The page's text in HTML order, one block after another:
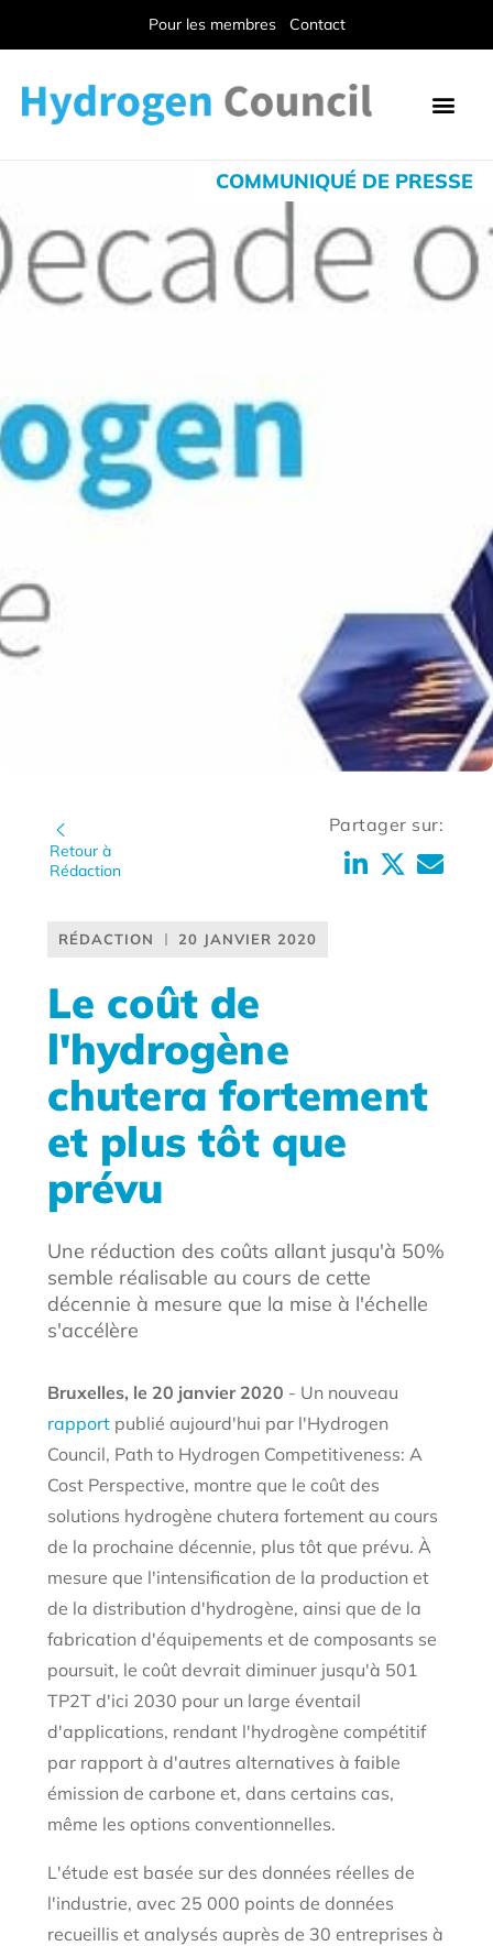
Pour les membres Contact
COMMUNIQUÉ DE PRESSE
Retour à
Rédaction
Partager sur:
RÉDACTION 20 JANVIER 2020
Le coût de
l'hydrogène
chutera fortement
et plus tôt que
prévu
Une réduction des coûts allant jusqu'à 50%
semble réalisable au cours de cette
décennie à mesure que la mise à l'échelle
s'accélère
Bruxelles, le 20 janvier 2020 - Un nouveau
rapport publié aujourd'hui par l'Hydrogen
Council, Path to Hydrogen Competitiveness: A
Cost Perspective, montre que le coût des
solutions hydrogène chutera fortement au cours
de la prochaine décennie, plus tôt que prévu. À
mesure que l'intensification de la production et
de la distribution d'hydrogène, ainsi que de la
fabrication d'équipements et de composants se
poursuit, le coût devrait diminuer jusqu'à 501
TP2T d'ici 2030 pour un large éventail
d'applications, rendant l'hydrogène compétitif
par rapport à d'autres alternatives à faible
émission de carbone et, dans certains cas,
même les options conventionnelles.
L'étude est basée sur des données réelles de
l'industrie, avec 25 000 points de données
recueillis et analysés auprès de 30 entreprises à